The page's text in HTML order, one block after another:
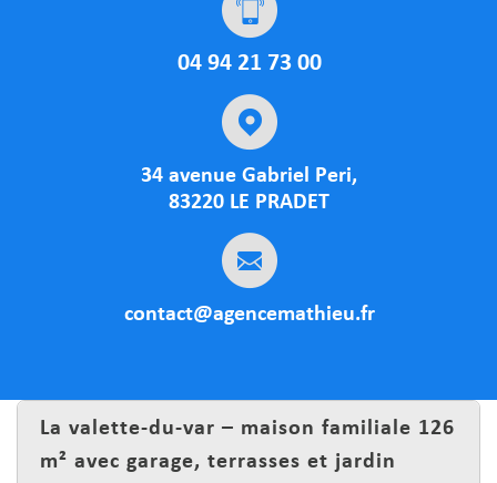
04 94 21 73 00
34 avenue Gabriel Peri,
83220 LE PRADET
contact@agencemathieu.fr
la valette-du-var – maison familiale 126
m² avec garage, terrasses et jardin